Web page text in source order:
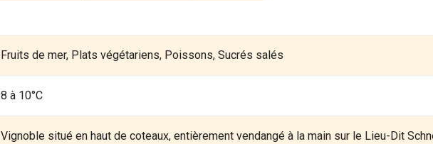
Fruits de mer, Plats végétariens, Poissons, Sucrés salés
8 à 10°C
Vignoble situé en haut de coteaux, entièrement vendangé à la main sur le Lieu-Dit